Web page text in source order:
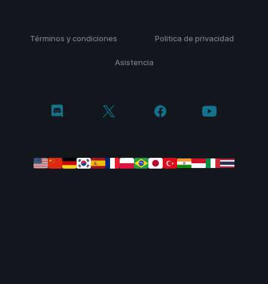
Términos y condiciones Politica de privacidad
Asistencia